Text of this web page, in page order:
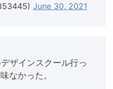
June 30, 2021
ザインスクール行っ
なかった。